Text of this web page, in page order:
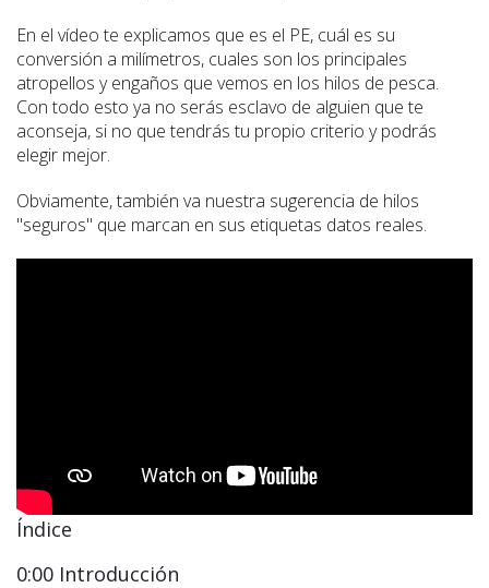
En el vídeo te explicamos que es el PE, cuál es su
conversión a milímetros, cuales son los principales
atropellos y engaños que vemos en los hilos de pesca.
Con todo esto ya no serás esclavo de alguien que te
aconseja, si no que tendrás tu propio criterio y podrás
elegir mejor.
Obviamente, también va nuestra sugerencia de hilos
"seguros" que marcan en sus etiquetas datos reales.
Índice
0:00 Introducción